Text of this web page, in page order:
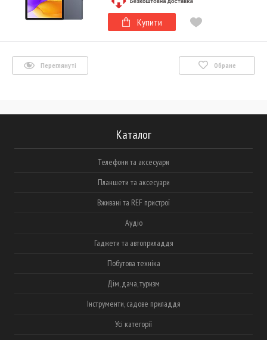
Купити
Переглянуті Обране
Каталог
Телефони та аксесуари
Планшети та аксесуари
Вживані та REF пристрої
Аудіо
Гаджети та автоприладдя
Побутова техніка
Дім, дача, туризм
Інструменти, садове приладдя
Усі категорії